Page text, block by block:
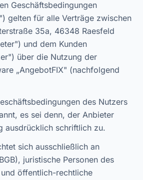
Geschäftsbedingungen
gelten für alle Verträge zwischen
35a, 46348 Raesfeld
und dem Kunden
über die Nutzung der
„AngebotFIX" (nachfolgend
des Nutzers
es sei denn, der Anbieter
ausdrücklich schriftlich zu.
sich ausschließlich an
juristische Personen des
öffentlich-rechtliche